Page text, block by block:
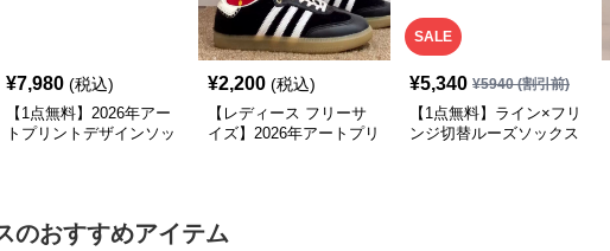
¥7,980 (税込)
【1点無料】2026年アー
トプリントデザインソッ
¥2,200 (税込)
【レディース フリーサ
イズ】2026年アートプリ
SALE
¥5,340 ¥5940(割引前)
【1点無料】ライン×フリ
ンジ切替ルーズソックス
のおすすめアイテム